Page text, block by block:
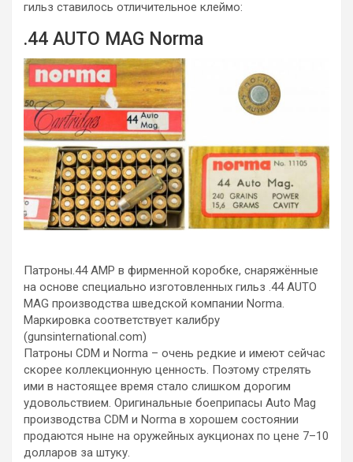
гильз ставилось отличительное клеймо:
.44 AUTO MAG Norma
Патроны.44 АМР в фирменной коробке, снаряжённые
на основе специально изготовленных гильз .44 AUTO
MAG производства шведской компании Norma.
Маркировка соответствует калибру
(gunsinternational.com)
Патроны CDM и Norma – очень редкие и имеют сейчас
скорее коллекционную ценность. Поэтому стрелять
ими в настоящее время стало слишком дорогим
удовольствием. Оригинальные боеприпасы Auto Mag
производства CDM и Norma в хорошем состоянии
продаются ныне на оружейных аукционах по цене 7–10
долларов за штуку.